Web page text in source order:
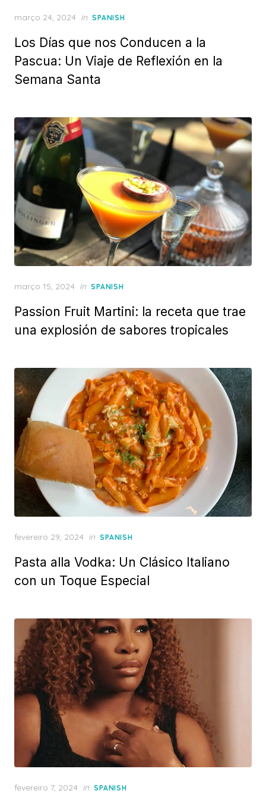
Posted
março 24, 2024 in SPANISH
Los Días que nos Conducen a la
Pascua: Un Viaje de Reflexión en la
Semana Santa
Posted
março 15, 2024 in SPANISH
Passion Fruit Martini: la receta que trae
una explosión de sabores tropicales
Posted
fevereiro 29, 2024 in SPANISH
Pasta alla Vodka: Un Clásico Italiano
con un Toque Especial
Posted
fevereiro 7, 2024 in SPANISH